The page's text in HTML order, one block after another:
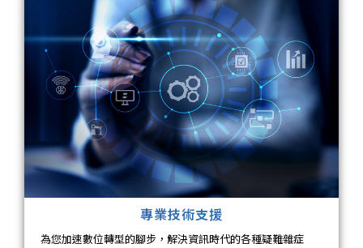
專業技術支援​
為您加速數位轉型的腳步，解決資訊時代的各種疑難雜症